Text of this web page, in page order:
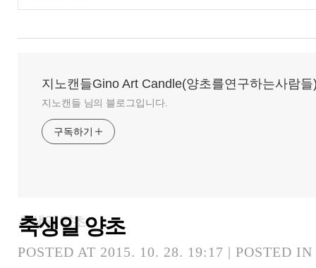
지노캔들Gino Art Candle(양초를연구하는사람들
지노캔들 님의 블로그입니다.
구독하기
축생일 양초
축생일 양초
POSTED AT 2015. 10. 28. 19:17 | POSTED IN